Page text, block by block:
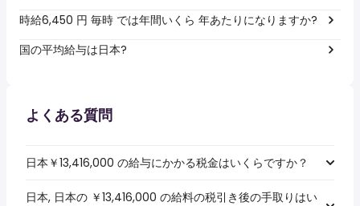
時給6,450 円 毎時 では年間いくら 年あたりになりますか?
国の平均給与は日本?
よくある質問
日本￥13,416,000 の給与にかかる税金はいくらですか？
日本, 日本の ￥13,416,000 の給料の税引き後の手取りはい